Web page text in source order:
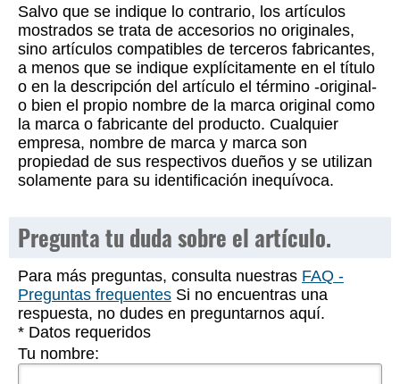
Salvo que se indique lo contrario, los artículos
mostrados se trata de accesorios no originales,
sino artículos compatibles de terceros fabricantes,
a menos que se indique explícitamente en el título
o en la descripción del artículo el término -original-
o bien el propio nombre de la marca original como
la marca o fabricante del producto. Cualquier
empresa, nombre de marca y marca son
propiedad de sus respectivos dueños y se utilizan
solamente para su identificación inequívoca.
Pregunta tu duda sobre el artículo.
Para más preguntas, consulta nuestras FAQ -
Preguntas frequentes Si no encuentras una
respuesta, no dudes en preguntarnos aquí.
* Datos requeridos
Tu nombre: